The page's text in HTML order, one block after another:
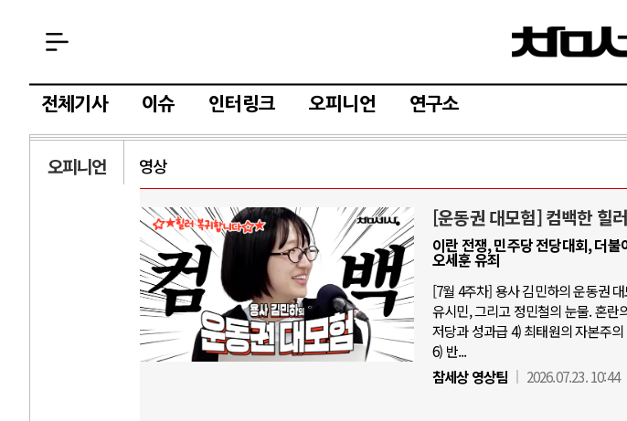
전체기사 이슈 인터링크 오피니언 연구소
오피니언 영상
[운동권 대모험] 컴백한 힐
이란 전쟁, 민주당 전당대회, 더
오세훈 유죄
[7월 4주차] 용사 김민하의 운동권
유시민, 그리고 정민철의 눈물. 혼란
저당과 성과급 4) 최태원의 자본주
6) 반...
참세상 영상팀
2026.07.23. 10:44